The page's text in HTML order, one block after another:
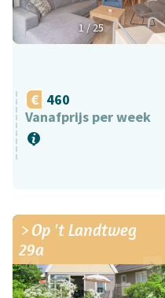
1/25
460
Vanafprijs per week
Op 't Landtweg
29a